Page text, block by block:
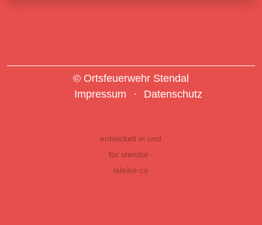
© Ortsfeuerwehr Stendal
Impressum
Datenschutz
entwickelt in und
für stendal ·
laleike·co